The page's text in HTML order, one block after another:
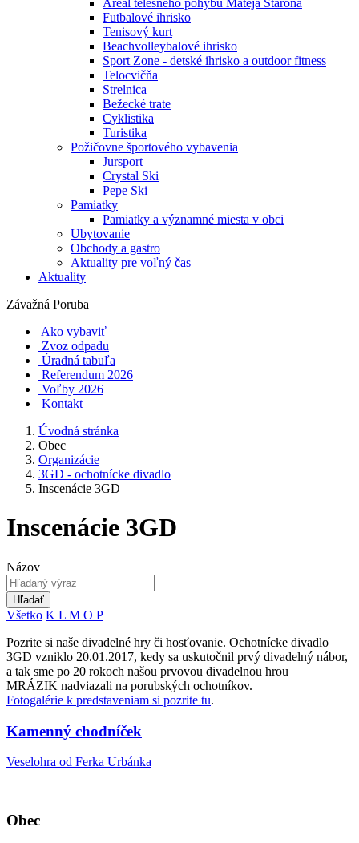
Areál telesného pohybu Mateja Staroňa
Futbalové ihrisko
Tenisový kurt
Beachvolleybalové ihrisko
Sport Zone - detské ihrisko a outdoor fitness
Telocvičňa
Strelnica
Bežecké trate
Cyklistika
Turistika
Požičovne športového vybavenia
Jursport
Crystal Ski
Pepe Ski
Pamiatky
Pamiatky a významné miesta v obci
Ubytovanie
Obchody a gastro
Aktuality pre voľný čas
Aktuality
Závažná Poruba
Ako vybaviť
Zvoz odpadu
Úradná tabuľa
Referendum 2026
Voľby 2026
Kontakt
Úvodná stránka
Obec
Organizácie
3GD - ochotnícke divadlo
Inscenácie 3GD
Inscenácie 3GD
Názov
Hľadať
Všetko K L M O P
Pozrite si naše divadelné hry či hosťovanie. Ochotnícke divadlo
3GD vzniklo 20.01.2017, kedy sa uskutočnil prvý divadelný nábor,
a tak sme po 20 rokoch našou prvovou divadelnou hrou
MRÁZIK nadviazali na porubských ochotníkov.
Fotogalérie k predstaveniam si pozrite tu.
Kamenný chodníček
Veselohra od Ferka Urbánka
Obec